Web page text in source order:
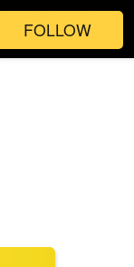
FOLLOW